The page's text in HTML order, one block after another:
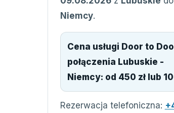
Niemcy.
Cena usługi Door to
połączenia Lubuskie -
Niemcy: od 450 zł lub
Rezerwacja telefoniczna: